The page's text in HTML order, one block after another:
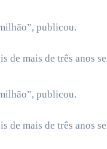
publicou.
mais de três anos
publicou.
mais de três anos